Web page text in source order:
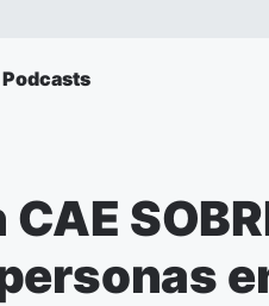
Podcasts